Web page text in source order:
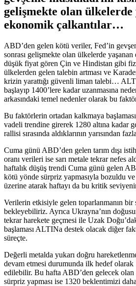
gelişmekte olan ülkelerde
ekonomik çalkantılar…
ABD’den gelen kötü veriler, Fed’in
sonrası gelişmekte olan ülkelerde
düşük fiyat gören Çin ve Hindistan gibi
ülkelerden gelen talebin artması ve
krizin yarattığı güvenli liman talebi…
başlayıp 1400’lere kadar uzanmasına
arkasındaki temel nedenler olarak bu
Bu faktörlerin ortadan kalkmaya
vadeli trendine girerek 1280 altına kadar
rallisi sırasında aldıklarının yarısından
Cuma günü ABD’den gelen tarım dışı
oranı verileri ise sarı metale tekrar nefes
haftalık düşüş trendi Cuma günü gelen
kötü yönde sürpriz yapmasıyla bozuldu
üzerine atarak haftayı da bu kritik
Verilerin etkisiyle gelen toparlanmanın bir
bekleyebiliriz. Ayrıca Ukrayna’nın
tekrar harekete geçmesi ile Uzak
başlaması ALTINa destek olacak diğer
süreçte.
Değerli metalda yukarı doğru
devam etmesi durumunda ilk hedef olarak
edilebilir. Bu hafta ABD’den gelecek
sürpriz yapması ise 1320 beklentimizi